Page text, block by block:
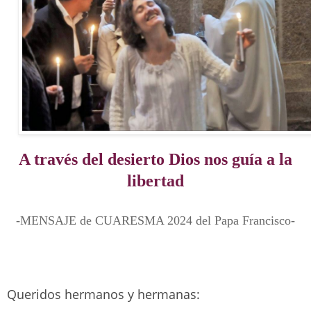
A través del desierto Dios nos guía a la
libertad
-MENSAJE de CUARESMA 2024 del Papa Francisco-
Queridos hermanos y hermanas: